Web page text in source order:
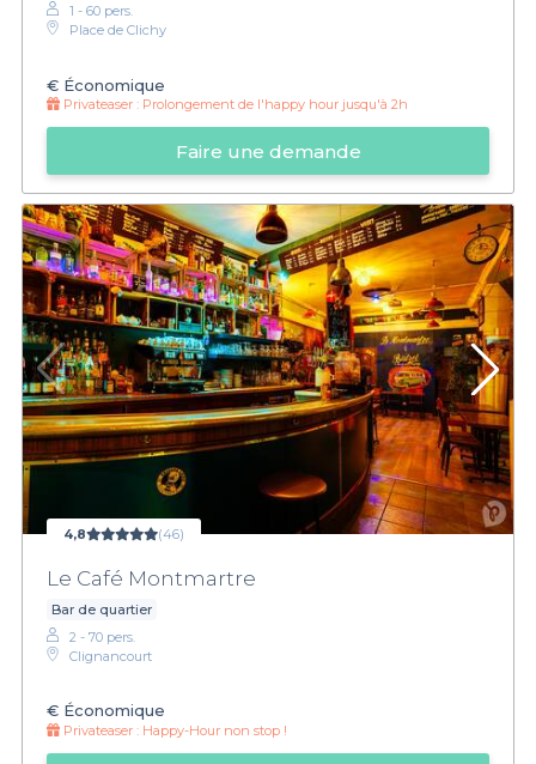
1 - 60 pers.
Place de Clichy
€ Économique
Privateaser : Prolongement de l'happy hour jusqu'à 2h
Faire une demande
4,8 (46)
Le Café Montmartre
Bar de quartier
2 - 70 pers.
Clignancourt
€ Économique
Privateaser : Happy-Hour non stop !